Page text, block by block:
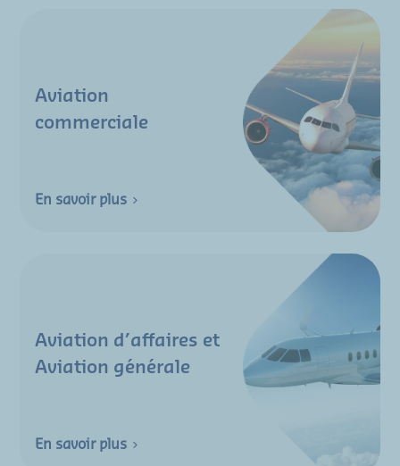
Aviation
commerciale
En savoir plus
Aviation d’affaires et
Aviation générale
En savoir plus